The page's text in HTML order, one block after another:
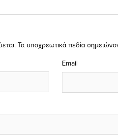
Τα υποχρεωτικά πεδία
Email